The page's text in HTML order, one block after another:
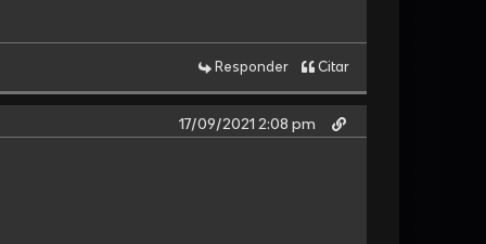
Responder Citar
17/09/2021 2:08 pm